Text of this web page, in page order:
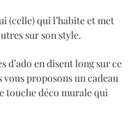
(celle) qui l’habite et met
sur son style.
d’ado en disent long sur ce
proposons un cadeau
touche déco murale qui